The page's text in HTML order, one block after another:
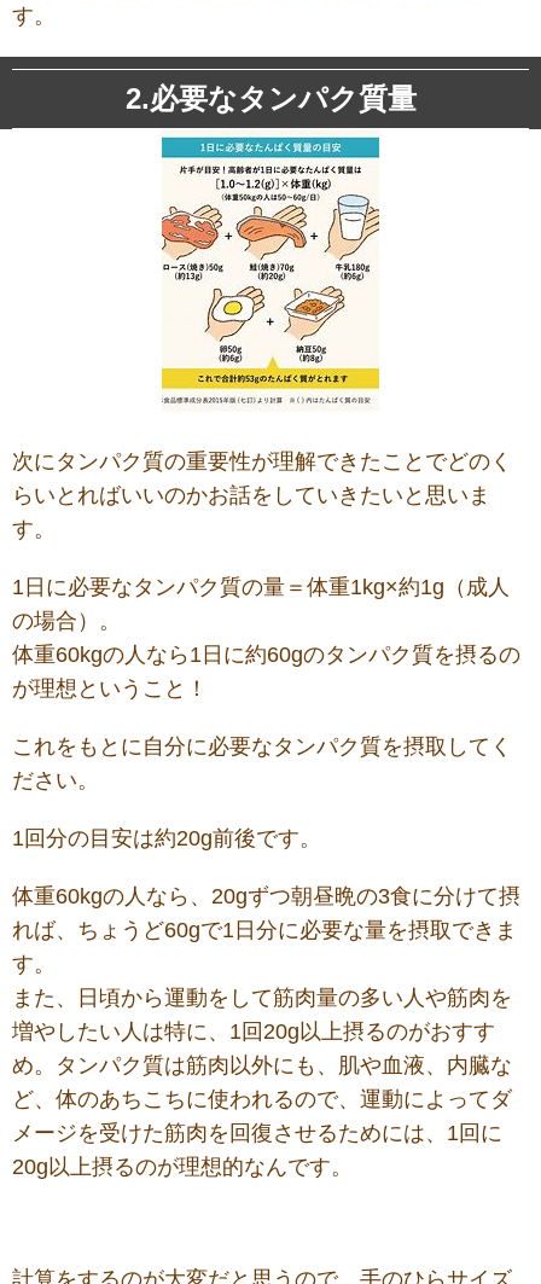
す。
2.必要なタンパク質量
次にタンパク質の重要性が理解できたことでどのく
らいとればいいのかお話をしていきたいと思いま
す。
1日に必要なタンパク質の量＝体重1kg×約1g（成人
の場合）。
体重60kgの人なら1日に約60gのタンパク質を摂るの
が理想ということ！
これをもとに自分に必要なタンパク質を摂取してく
ださい。
1回分の目安は約20g前後です。
体重60kgの人なら、20gずつ朝昼晩の3食に分けて摂
れば、ちょうど60gで1日分に必要な量を摂取できま
す。
また、日頃から運動をして筋肉量の多い人や筋肉を
増やしたい人は特に、1回20g以上摂るのがおすす
め。タンパク質は筋肉以外にも、肌や血液、内臓な
ど、体のあちこちに使われるので、運動によってダ
メージを受けた筋肉を回復させるためには、1回に
20g以上摂るのが理想的なんです。
計算をするのが大変だと思うので、手のひらサイズ